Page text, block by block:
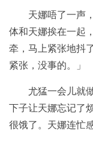
天娜唔了一声
体和天娜挨在一起
牵，马上紧张地抖
紧张，没事的。」
尤猛一会儿就
下子让天娜忘记了
很饿了。天娜连忙